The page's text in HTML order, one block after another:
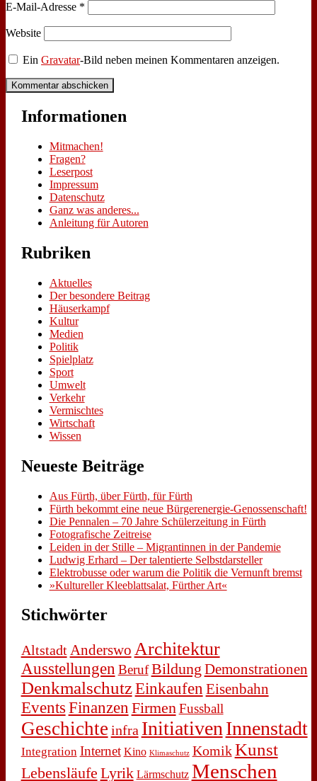
E-Mail-Adresse *
Website
EinGravatar-Bild neben meinen Kommentaren anzeigen.
In­for­ma­tio­nen
Mit­ma­chen!
Fra­gen?
Le­ser­post
Im­pres­sum
Da­ten­schutz
Ganz was an­de­res...
An­lei­tung für Au­toren
Ru­bri­ken
Aktuelles
Der besondere Beitrag
Häuserkampf
Kultur
Medien
Politik
Spielplatz
Sport
Umwelt
Verkehr
Vermischtes
Wirtschaft
Wissen
Neue­ste Bei­trä­ge
Aus Fürth, über Fürth, für Fürth
Fürth be­kommt ei­ne neue Bür­ger­en­er­gie-Ge­nos­sen­schaft!
Die Pen­na­len – 70 Jah­re Schü­ler­zei­tung in Fürth
Fo­to­gra­fi­sche Zeit­rei­se
Lei­den in der Stil­le – Mi­gran­tin­nen in der Pan­de­mie
Lud­wig Er­hard – Der ta­len­tier­te Selbst­dar­stel­ler
Elek­tro­bus­se oder war­um die Po­li­tik die Ver­nunft bremst
»Kul­tu­rel­ler Klee­blatt­sa­lat, Für­ther Art«
Stich­wör­ter
Altstadt Anderswo Architektur
Ausstellungen Beruf Bildung Demonstrationen
DenkmalschutzEinkaufen Eisenbahn
Events Finanzen Firmen Fussball
Geschichte infra InitiativenInnenstadt
Integration Internet Kino Klimaschutz Komik Kunst
Lebensläufe Lyrik Lärmschutz Menschen